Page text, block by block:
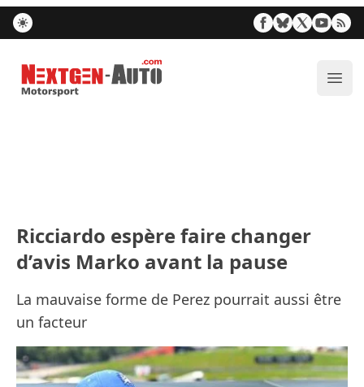
Nextgen-Auto.com
Ricciardo espère faire changer
d’avis Marko avant la pause
La mauvaise forme de Perez pourrait aussi être
un facteur